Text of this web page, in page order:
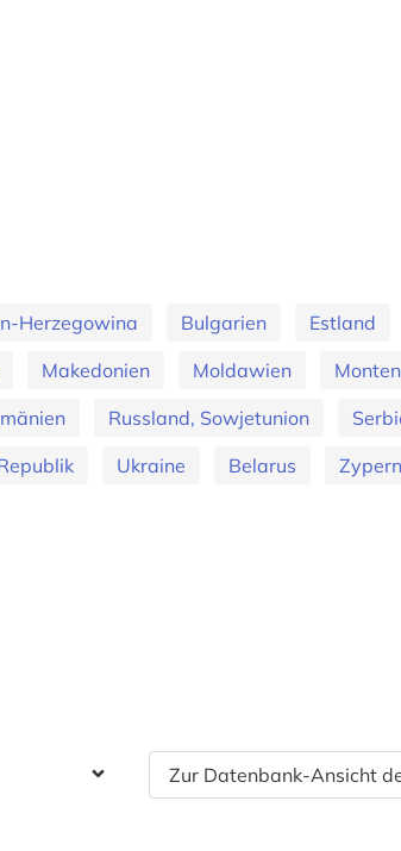
Herzegowina Bulgarien Estland
Makedonien Moldawien
Russland, Sowjetunion
Ukraine Belarus Zypern
Zur Datenbank-Ansicht